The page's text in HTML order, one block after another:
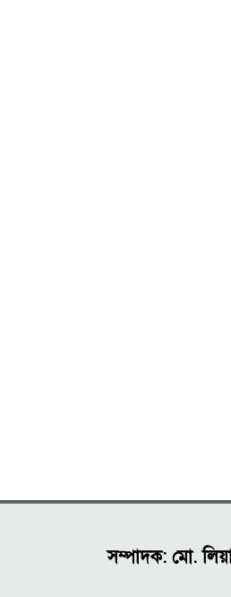
সম্পাদক: মো.